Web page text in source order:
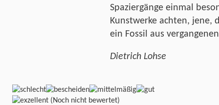
Spaziergänge einmal
Kunstwerke achten, jene,
ein Fossil aus
Dietrich Lohse
(Noch nicht bewertet)